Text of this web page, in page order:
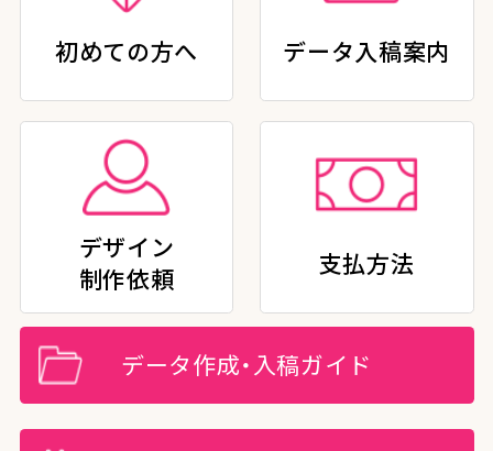
初めての方へ データ入稿案内
デザイン
制作依頼
支払方法
データ作成・入稿ガイド